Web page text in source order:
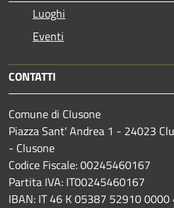
Luoghi
Eventi
CONTATTI
Comune di Clusone
Piazza Sant' Andrea 1 - 24023
- Clusone
Codice Fiscale: 00245460167
Partita IVA: IT00245460167
IBAN: IT 46 K 05387 52910